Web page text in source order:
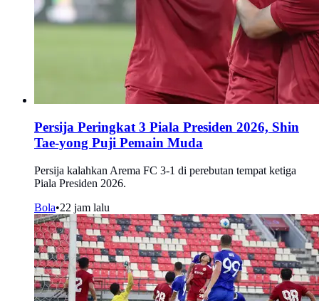
Persija Peringkat 3 Piala Presiden 2026, Shin
Tae-yong Puji Pemain Muda
Persija kalahkan Arema FC 3-1 di perebutan tempat ketiga
Piala Presiden 2026.
Bola•22 jam lalu